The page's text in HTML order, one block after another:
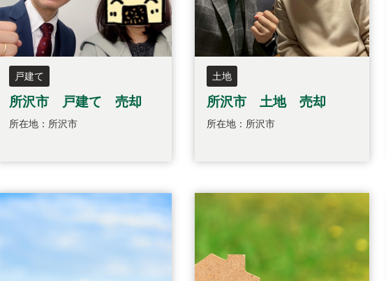
戸建て
所沢市 戸建て 売却
所在地：所沢市
土地
所沢市 土地 売却
所在地：所沢市